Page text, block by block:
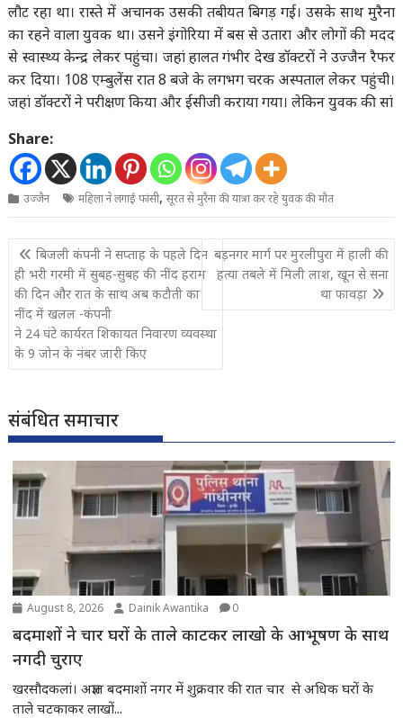
लौट रहा था। रास्ते में अचानक उसकी तबीयत बिगड़ गई। उसके साथ मुरैना
का रहने वाला युवक था। उसने इंगोरिया में बस से उतारा और लोगों की मदद
से स्वास्थ्य केन्द्र लेकर पहुंचा। जहां हालत गंभीर देख डॉक्टरों ने उज्जैन रैफर
कर दिया। 108 एम्बुलेंस रात 8 बजे के लगभग चरक अस्पताल लेकर पहुंची।
जहां डॉक्टरों ने परीक्षण किया और ईसीजी कराया गया। लेकिन युवक की सां
Share:
उज्जैन महिला ने लगाई फांसी,सूरत से मुरैना की यात्रा कर रहे युवक की मौत
Post
navigation
बिजली कंपनी ने सप्ताह के पहले दिन
ही भरी गरमी में सुबह-सुबह की नींद हराम
की दिन और रात के साथ अब कटौती का
नींद में खलल -कंपनी
ने 24 घंटे कार्यरत शिकायत निवारण व्यवस्था
के 9 जोन के नंबर जारी किए
बड़नगर मार्ग पर मुरलीपुरा में हाली की
हत्या तबले में मिली लाश, खून से सना
था फावड़ा
संबंधित समाचार
August 8, 2026 Dainik Awantika 0
बदमाशों ने चार घरों के ताले काटकर लाखो के आभूषण के साथ
नगदी चुराए
खरसौदकलां। अज्ञात बदमाशों नगर में शुक्रवार की रात चार से अधिक घरों के
ताले चटकाकर लाखों...